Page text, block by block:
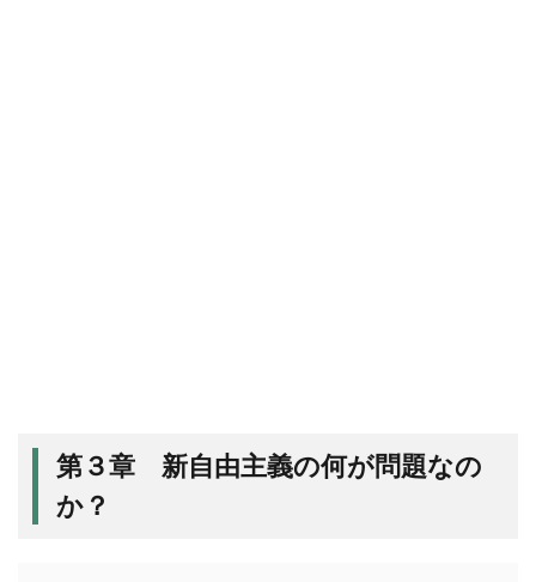
第３章 新自由主義の何が問題なの
か？